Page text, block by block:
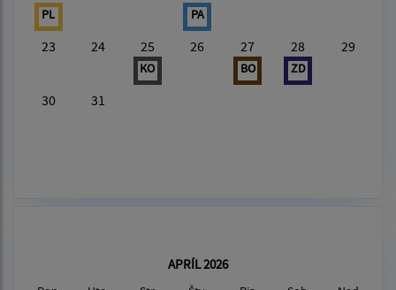
PL PA
23 24 25
KO
26 27
BO
28
ZD
29
30 31
APRÍL 2026